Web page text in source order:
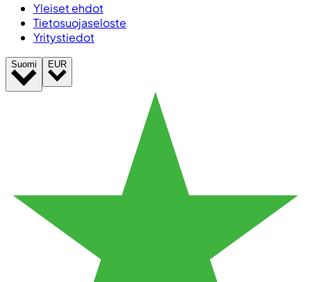
Yleiset ehdot
Tietosuojaseloste
Yritystiedot
Suomi EUR